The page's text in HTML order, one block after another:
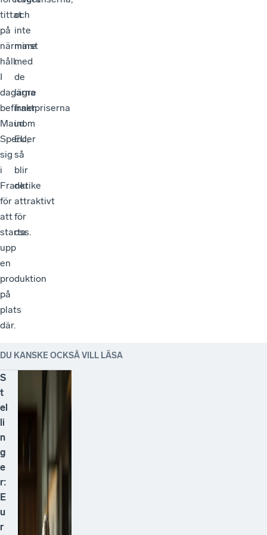
tittat
på
närmare
håll.
I
dagarna
befinner
Maud
Spencer
sig
i
Frankrike
för
att
starta
upp
en
produktion
på
plats
där.
och
inte
minst
med
de
lägre
fraktpriserna
inom
EU,
så
blir
det
attraktivt
för
oss.
DU KANSKE OCKSÅ VILL LÄSA
S
t
el
li
n
g
e
r:
E
u
r